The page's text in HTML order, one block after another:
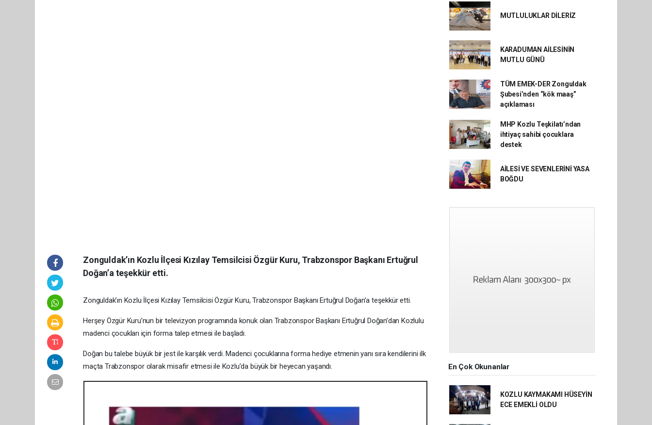
Zonguldak’ın Kozlu İlçesi Kızılay Temsilcisi Özgür Kuru, Trabzonspor Başkanı Ertuğrul
Doğan’a teşekkür etti.
Zonguldak’ın Kozlu İlçesi Kızılay Temsilcisi Özgür Kuru, Trabzonspor Başkanı Ertuğrul Doğan’a teşekkür etti.
Herşey Özgür Kuru’nun bir televizyon programında konuk olan Trabzonspor Başkanı Ertuğrul Doğan’dan Kozlulu
madenci çocukları için forma talep etmesi ile başladı.
Doğan bu talebe büyük bir jest ile karşılık verdi. Madenci çocuklarına forma hediye etmenin yanı sıra kendilerini ilk
maçta Trabzonspor olarak misafir etmesi ile Kozlu’da büyük bir heyecan yaşandı.
MUTLULUKLAR DİLERİZ
KARADUMAN AİLESİNİN
MUTLU GÜNÜ
TÜM EMEK-DER Zonguldak
Şubesi’nden “kök maaş”
açıklaması
MHP Kozlu Teşkilatı’ndan
ihtiyaç sahibi çocuklara
destek
AİLESİ VE SEVENLERİNİ YASA
BOĞDU
En Çok Okunanlar
KOZLU KAYMAKAMI HÜSEYİN
ECE EMEKLİ OLDU